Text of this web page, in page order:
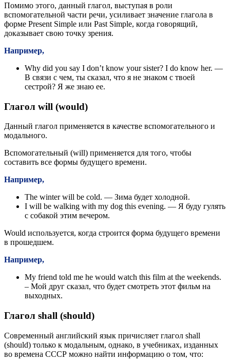
Помимо этого, данный глагол, выступая в роли
вспомогательной части речи, усиливает значение глагола в
форме Present Simple или Past Simple, когда говорящий,
доказывает свою точку зрения.
Например,
Why did you say I don’t know your sister? I do know her. —
В связи с чем, ты сказал, что я не знаком с твоей
сестрой? Я же знаю ее.
Глагол will (would)
Данный глагол применяется в качестве вспомогательного и
модального.
Вспомогательный (will) применяется для того, чтобы
составить все формы будущего времени.
Например,
The winter will be cold. — Зима будет холодной.
I will be walking with my dog this evening. — Я буду гулять
с собакой этим вечером.
Would используется, когда строится форма будущего времени
в прошедшем.
Например,
My friend told me he would watch this film at the weekends.
– Мой друг сказал, что будет смотреть этот фильм на
выходных.
Глагол shall (should)
Современный английский язык причисляет глагол shall
(should) только к модальным, однако, в учебниках, изданных
во времена СССР можно найти информацию о том, что: